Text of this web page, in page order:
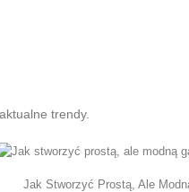
trendy.
Jak Stworzyć Prostą, Ale